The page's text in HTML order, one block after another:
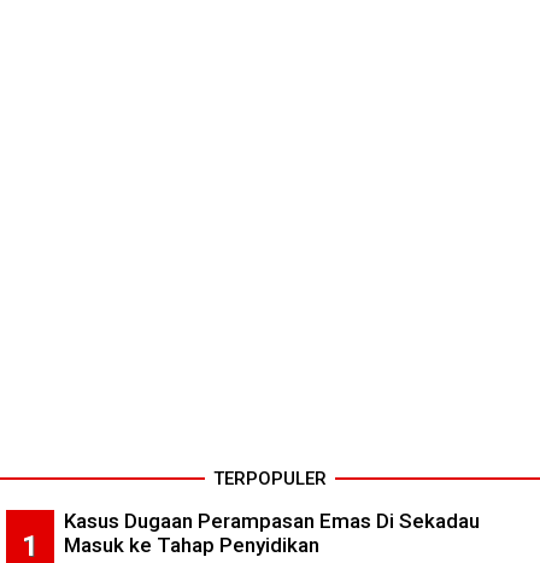
TERPOPULER
Kasus Dugaan Perampasan Emas Di Sekadau
Masuk ke Tahap Penyidikan